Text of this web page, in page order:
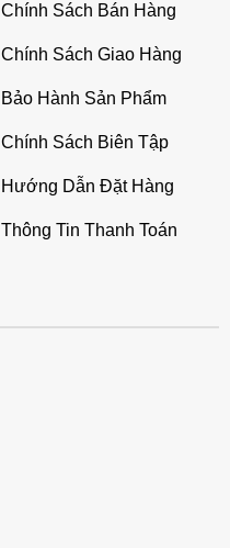
Chính Sách Bán Hàng
Chính Sách Giao Hàng
Bảo Hành Sản Phẩm
Chính Sách Biên Tập
Hướng Dẫn Đặt Hàng
Thông Tin Thanh Toán